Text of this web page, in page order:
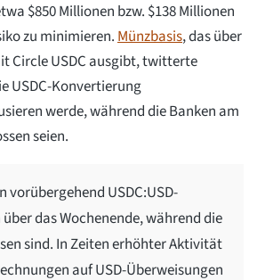
$850 Millionen bzw. $138 Millionen
zu minimieren.Münzbasis, das über
Circle USDC ausgibt, twitterte
USDC-Konvertierung
werde, während die Banken am
seien.
vorübergehend USDC:USD-
das Wochenende, während die
sind. In Zeiten erhöhter Aktivität
auf USD-Überweisungen